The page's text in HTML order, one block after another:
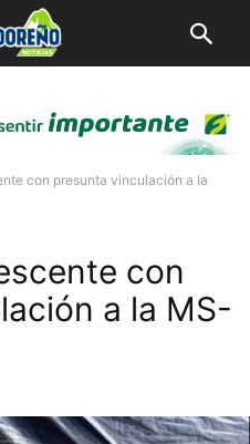
con presunta vinculación a la
con
a la MS-